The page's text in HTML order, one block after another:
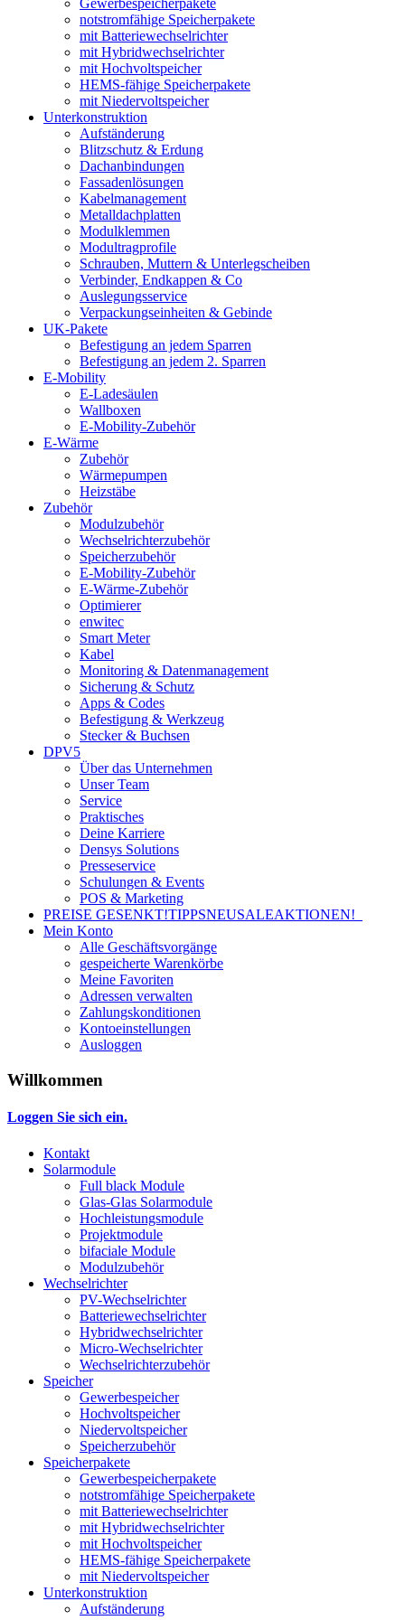
Gewerbespeicherpakete
notstromfähige Speicherpakete
mit Batteriewechselrichter
mit Hybridwechselrichter
mit Hochvoltspeicher
HEMS-fähige Speicherpakete
mit Niedervoltspeicher
Unterkonstruktion
Aufständerung
Blitzschutz & Erdung
Dachanbindungen
Fassadenlösungen
Kabelmanagement
Metalldachplatten
Modulklemmen
Modultragprofile
Schrauben, Muttern & Unterlegscheiben
Verbinder, Endkappen & Co
Auslegungsservice
Verpackungseinheiten & Gebinde
UK-Pakete
Befestigung an jedem Sparren
Befestigung an jedem 2. Sparren
E-Mobility
E-Ladesäulen
Wallboxen
E-Mobility-Zubehör
E-Wärme
Zubehör
Wärmepumpen
Heizstäbe
Zubehör
Modulzubehör
Wechselrichterzubehör
Speicherzubehör
E-Mobility-Zubehör
E-Wärme-Zubehör
Optimierer
enwitec
Smart Meter
Kabel
Monitoring & Datenmanagement
Sicherung & Schutz
Apps & Codes
Befestigung & Werkzeug
Stecker & Buchsen
DPV5
Über das Unternehmen
Unser Team
Service
Praktisches
Deine Karriere
Densys Solutions
Presseservice
Schulungen & Events
POS & Marketing
PREISE GESENKT!TIPPSNEUSALEAKTIONEN!
Mein Konto
Alle Geschäftsvorgänge
gespeicherte Warenkörbe
Meine Favoriten
Adressen verwalten
Zahlungskonditionen
Kontoeinstellungen
Ausloggen
Willkommen
Loggen Sie sich ein.
Kontakt
Solarmodule
Full black Module
Glas-Glas Solarmodule
Hochleistungsmodule
Projektmodule
bifaciale Module
Modulzubehör
Wechselrichter
PV-Wechselrichter
Batteriewechselrichter
Hybridwechselrichter
Micro-Wechselrichter
Wechselrichterzubehör
Speicher
Gewerbespeicher
Hochvoltspeicher
Niedervoltspeicher
Speicherzubehör
Speicherpakete
Gewerbespeicherpakete
notstromfähige Speicherpakete
mit Batteriewechselrichter
mit Hybridwechselrichter
mit Hochvoltspeicher
HEMS-fähige Speicherpakete
mit Niedervoltspeicher
Unterkonstruktion
Aufständerung